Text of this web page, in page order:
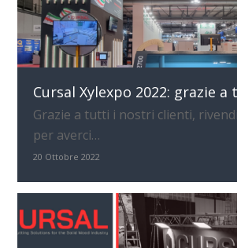
Cursal Xylexpo 2022: grazie
Grazie a tutti i nostri clienti,
per averci…
20 Ottobre 2022